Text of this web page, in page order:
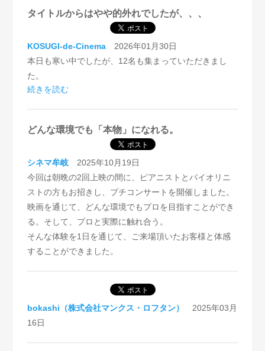
もっと知りたいと思った。
・曲名が字幕でると嬉しい。
・よかった。
・毎月楽しみにしています。「パレスチナのピアニス
ト」の続編はないのですか？
・自由について考える機会になりました。
・次回も楽しみ。
・ボッシュホールで映画を観られることに驚いた。とて
も観やすかった。
タイトルからはやや的外れでしたが、、、
KOSUGI-de-Cinema 2026年01月30日
本日も寒い中でしたが、12名も集まっていただきまし
た。
初めて参加の方も数名いらしていただき感謝、継続は力
さて、今回の映画「パレスチナのピアニスト」という事
でタイトルからしてさぞパレスチナvsイスラエルの戦闘
情勢や国際的な問題にぶつかって苦悩していく中で大き
な困難を乗り越えて、、、と想像してしまったのです
が。。。遠目でみれば、芸術的才能を持つ息子をプロの
世界で活躍させるため家族や教師が奮闘する姿、そして
ご本人の期待からの葛藤と努力と成長っぷり。2016年か
ら2020年まで長期に渡る映像の中で、政治的な問題やこ
の戦闘情勢はほぼ取り上げられておらず、また映像の背
皆さんからも同じような声が聞かれましたが、この家族
のエピソードから様々な問題や示唆をとらえられた感想
もたくさん出て、なるほど皆さんのコメントをシェアす
続きを読む
どんな環境でも「本物」になれる。
シネマ牟岐 2025年10月19日
今回は朝晩の2回上映の間に、ピアニストとバイオリニ
ストの方もお招きし、プチコンサートを開催しました。
映画を通じて、どんな環境でもプロを目指すことができ
る。そして、プロと実際に触れ合う。
そんな体験を1日を通じて、ご来場頂いたお客様と体感
することができました。
bokashi（株式会社マンクス・ロフタン）
2025年03月
16日